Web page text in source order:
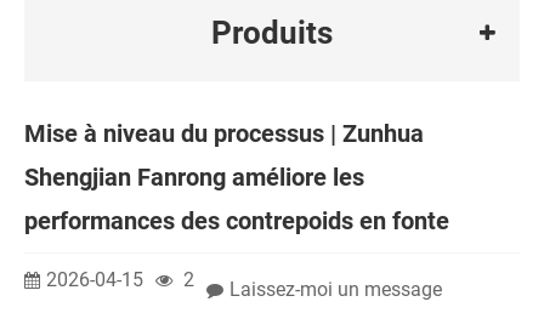
Produits
Mise à niveau du processus | Zunhua
Shengjian Fanrong améliore les
performances des contrepoids en fonte
2026-04-15 2 Laissez-moi un message